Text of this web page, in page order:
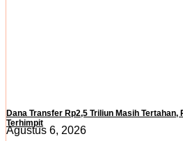
Dana Transfer Rp2,5 Triliun Masih
Terhimpit
Agustus 6, 2026